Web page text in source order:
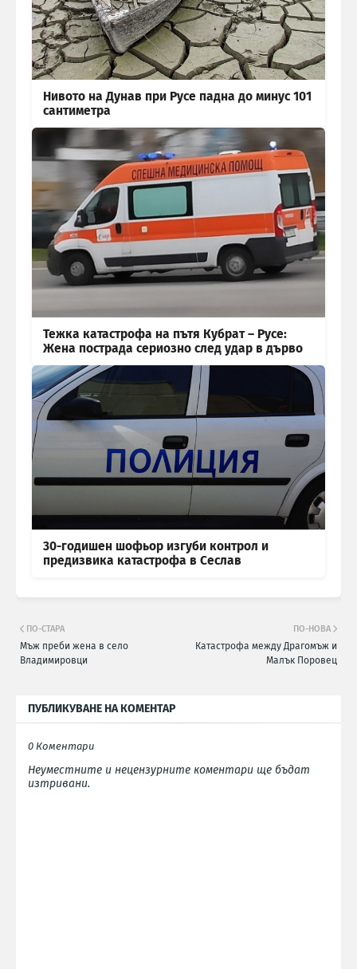
Нивото на Дунав при Русе падна до минус 101
сантиметра
Тежка катастрофа на пътя Кубрат – Русе:
Жена пострада сериозно след удар в дърво
30-годишен шофьор изгуби контрол и
предизвика катастрофа в Сеслав
ПО-НОВА
Катастрофа между Драгомъж и
Малък Поровец
ПО-СТАРА
Мъж преби жена в село
Владимировци
ПУБЛИКУВАНЕ НА КОМЕНТАР
0 Коментари
Неуместните и нецензурните коментари ще бъдат
изтривани.